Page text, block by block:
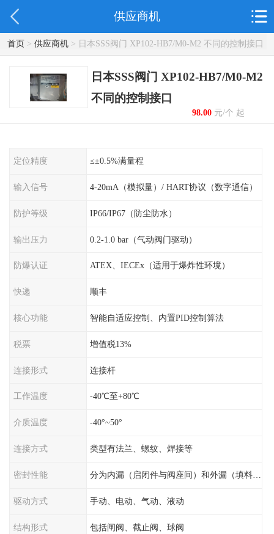
供应商机
首页> 供应商机> 日本SSS阀门 XP102-HB7/M0-M2 不同的控制接口
日本SSS阀门 XP102-HB7/M0-M2
不同的控制接口
98.00元/个 起
定位精度 ≤±0.5%满量程
输入信号 4-20mA（模拟量）/ HART协议（数字通信）
防护等级 IP66/IP67（防尘防水）
输出压力 0.2-1.0 bar（气动阀门驱动）
防爆认证 ATEX、IECEx（适用于爆炸性环境）
快递 顺丰
核心功能 智能自适应控制、内置PID控制算法
税票 增值税13%
连接形式 连接杆
工作温度 -40℃至+80℃
介质温度 -40°~50°
连接方式 类型有法兰、螺纹、焊接等
密封性能
驱动方式 手动、电动、气动、液动
结构形式 包括闸阀、截止阀、球阀